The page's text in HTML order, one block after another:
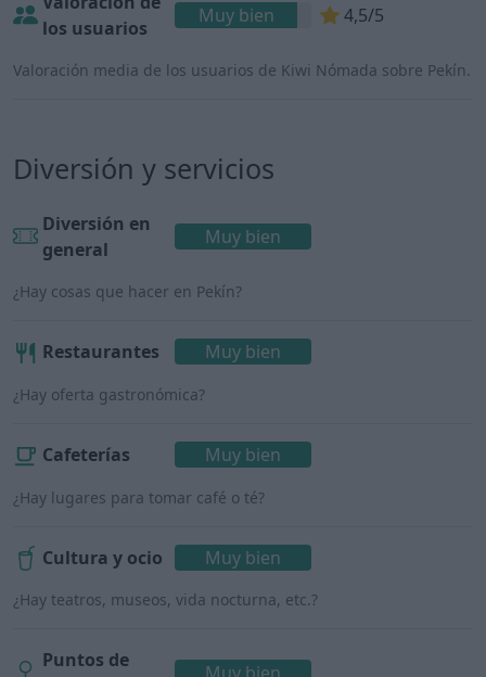
los usuarios
Muy bien 4,5/5
Valoración media de los usuarios de Kiwi Nómada sobre Pekín.
Diversión y servicios
Diversión en
general
Muy bien
¿Hay cosas que hacer en Pekín?
Restaurantes Muy bien
¿Hay oferta gastronómica?
Cafeterías Muy bien
¿Hay lugares para tomar café o té?
Cultura y ocio Muy bien
¿Hay teatros, museos, vida nocturna, etc.?
Puntos de